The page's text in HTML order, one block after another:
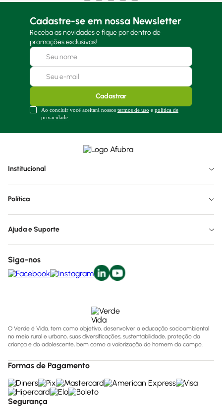
Cadastre-se em nossa Newsletter
Receba as novidades e fique por dentro de
promoções exclusivas!
Cadastrar
Ao concluir você aceitará nossos termos de uso e política de
privacidade.
Institucional
Política
Ajuda e Suporte
Siga-nos
O Verde é Vida, tem como objetivo, desenvolver a educação socioambiental
no meio rural e urbano, suas diversificações, sustentabilidade, proteção da
criança e do adolescente, bem como a valorização do homem do campo.
Formas de Pagamento
Segurança